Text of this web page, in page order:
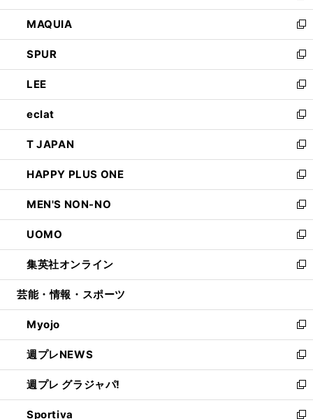
ン
ド
ウ
で
開
く
ウ
ィ
ン
ド
ウ
で
開
く
し
い
ウ
ィ
ン
ド
ウ
で
開
く
MAQUIA
新
し
い
ウ
ィ
ン
ド
ウ
で
開
く
SPUR
新
し
い
ウ
ィ
ン
ド
ウ
で
開
く
LEE
新
し
い
ウ
ィ
ン
ド
ウ
で
開
く
eclat
新
し
い
ウ
ィ
ン
ド
ウ
で
開
く
T JAPAN
新
し
い
ウ
ィ
ン
ド
ウ
で
開
HAPPY PLUS ONE
新
し
い
ウ
ィ
ン
ド
ウ
開
く
MEN'S NON-NO
新
し
い
ウ
ィ
ン
ウ
で
開
く
UOMO
新
し
い
ウ
ン
ド
ウ
で
開
く
集英社オンライン
新
し
ウ
ィ
ン
ド
ウ
で
開
く
芸能・情報・スポーツ
Myojo
新
し
い
ウ
ィ
ン
ド
週プレNEWS
新
し
い
ウ
ィ
週プレ グラジャパ!
新
し
Sportiva